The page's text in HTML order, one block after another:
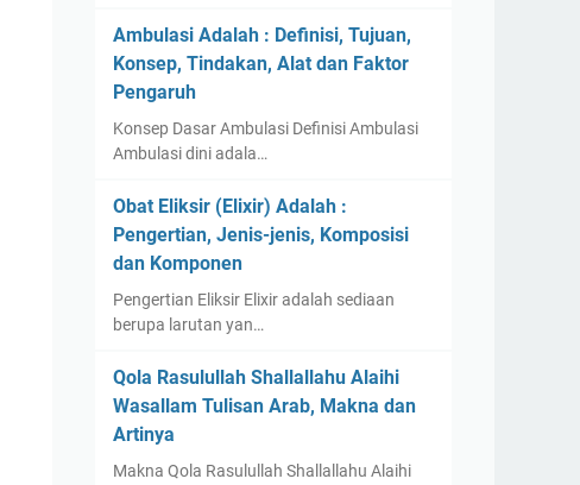
Ambulasi Adalah : Definisi, Tujuan,
Konsep, Tindakan, Alat dan Faktor
Pengaruh
Konsep Dasar Ambulasi Definisi Ambulasi
Ambulasi dini adala…
Obat Eliksir (Elixir) Adalah :
Pengertian, Jenis-jenis, Komposisi
dan Komponen
Pengertian Eliksir Elixir adalah sediaan
berupa larutan yan…
Qola Rasulullah Shallallahu Alaihi
Wasallam Tulisan Arab, Makna dan
Artinya
Makna Qola Rasulullah Shallallahu Alaihi